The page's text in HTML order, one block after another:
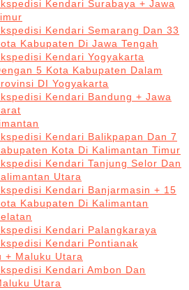
Kendari Surabaya + Jawa
Kendari Semarang Dan 33
Kabupaten Di Jawa Tengah
Kendari Yogyakarta
5 Kota Kabupaten Dalam
DI Yogyakarta
Kendari Bandung + Jawa
Kendari Balikpapan Dan 7
Kota Di Kalimantan Timur
Kendari Tanjung Selor Dan
Utara
Kendari Banjarmasin + 15
Kabupaten Di Kalimantan
Kendari Palangkaraya
Kendari Pontianak
+ Maluku Utara
Kendari Ambon Dan
Utara